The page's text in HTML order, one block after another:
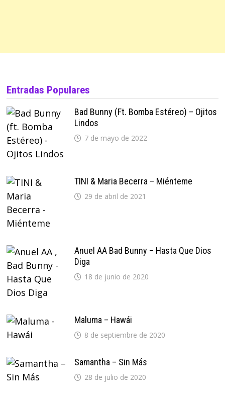
Entradas Populares
Bad Bunny (ft. Bomba Estéreo) – Ojitos
Lindos
7 de mayo de 2022
TINI & Maria Becerra – Miénteme
29 de abril de 2021
Anuel AA Bad Bunny – Hasta Que Dios
Diga
18 de junio de 2020
Maluma – Hawái
8 de septiembre de 2020
Samantha – Sin Más
28 de julio de 2020